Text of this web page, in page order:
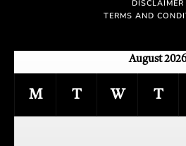
DISCLAIMER
TERMS AND
August
M T W T